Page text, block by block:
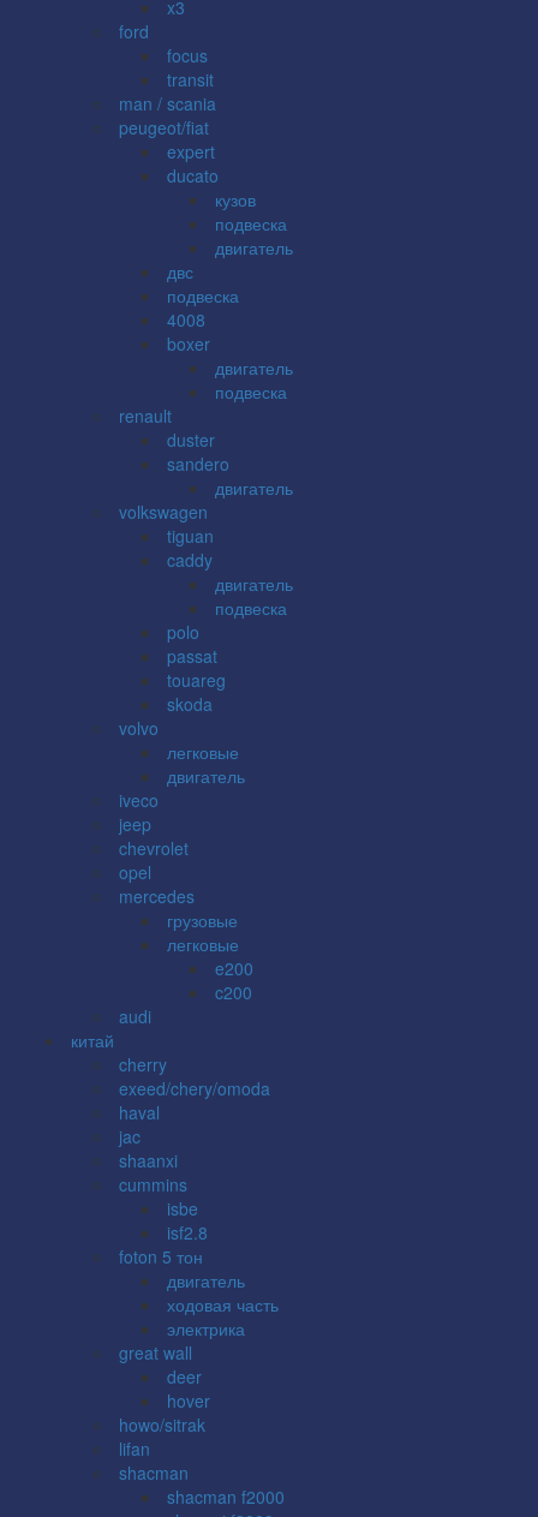
x3
ford
focus
transit
man / scania
peugeot/fiat
expert
ducato
кузов
подвеска
двигатель
двс
подвеска
4008
boxer
двигатель
подвеска
renault
duster
sandero
двигатель
volkswagen
tiguan
caddy
двигатель
подвеска
polo
passat
touareg
skoda
volvo
легковые
двигатель
iveco
jeep
chevrolet
opel
mercedes
грузовые
легковые
e200
c200
audi
китай
cherry
exeed/chery/omoda
haval
jac
shaanxi
cummins
isbe
isf2.8
foton 5 тон
двигатель
ходовая часть
электрика
great wall
deer
hover
howo/sitrak
lifan
shacman
shacman f2000